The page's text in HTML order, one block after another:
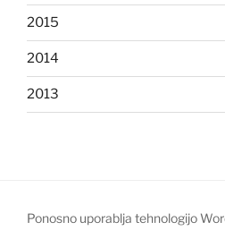
2015
2014
2013
Ponosno uporablja tehnologijo